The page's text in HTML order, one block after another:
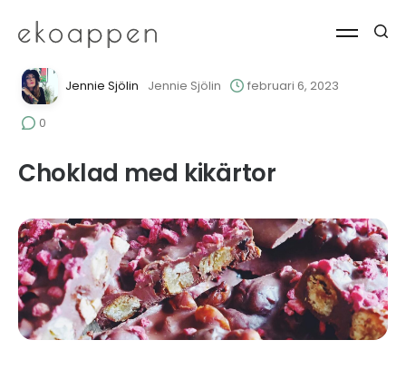
Jennie Sjölin Jennie Sjölin februari 6, 2023
0
Choklad med kikärtor